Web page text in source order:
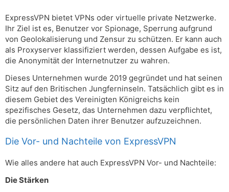
ExpressVPN bietet VPNs oder virtuelle private Netzwerke.
Ihr Ziel ist es, Benutzer vor Spionage, Sperrung aufgrund
von Geolokalisierung und Zensur zu schützen. Er kann auch
als Proxyserver klassifiziert werden, dessen Aufgabe es ist,
die Anonymität der Internetnutzer zu wahren.
Dieses Unternehmen wurde 2019 gegründet und hat seinen
Sitz auf den Britischen Jungferninseln. Tatsächlich gibt es in
diesem Gebiet des Vereinigten Königreichs kein
spezifisches Gesetz, das Unternehmen dazu verpflichtet,
die persönlichen Daten ihrer Benutzer aufzuzeichnen.
Die Vor- und Nachteile von ExpressVPN
Wie alles andere hat auch ExpressVPN Vor- und Nachteile:
Die Stärken